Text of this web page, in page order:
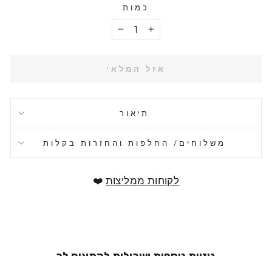
כמות
− +
אזל המלאי
תיאור
משלוחים/ החלפות והחזרות בקלות
לקוחות ממליצות ❤️